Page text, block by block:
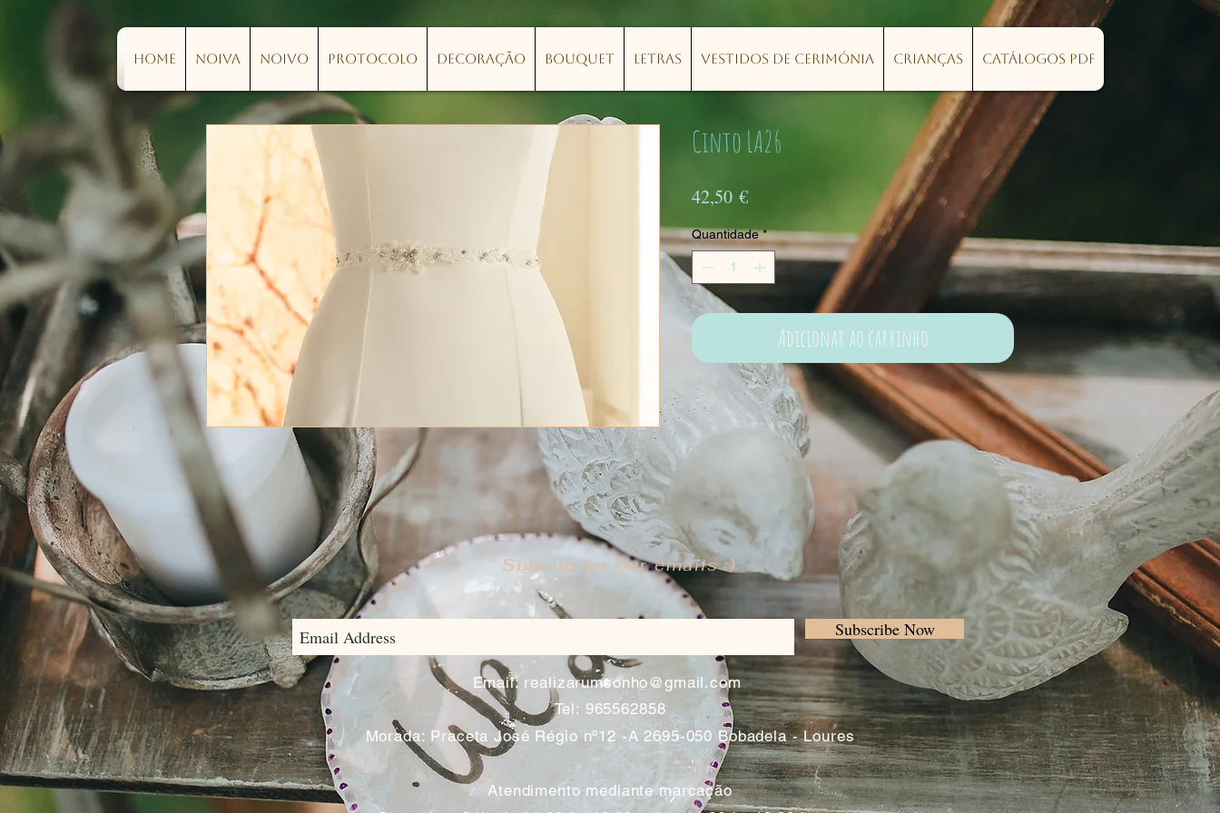
Home Noiva Noivo Protocolo Decoração Bouquet Letras Vestidos de Cerimónia Crianças Catálogos PDF
Cinto LA26
42,50 €Preço
Quantidade *
Adicionar ao carrinho
Sign up for our emails :)
Subscribe Now
Email: realizarumsonho@gmail.com
Tel: 965562858
Morada: Praceta José Régio nº12 -A 2695-050 Bobadela - Loures
Atendimento mediante marcação